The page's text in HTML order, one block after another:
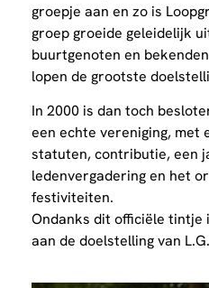
groepje aan en zo is
groep groeide geleidelijk
buurtgenoten en
lopen de grootste
In 2000 is dan toch
een echte vereniging, met
statuten, contributie, een
ledenvergadering en het
festiviteiten.
Ondanks dit officiële tintje
aan de doelstelling van